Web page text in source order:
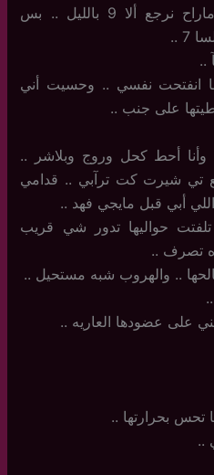
خلق الدوشه .. قلت لمنى ماراح نرجع ألا 9 بالليل .. بس
7 ..
..
انفتحت نفسي .. وحسيت أني
على جنب ..
أحط كحل وروج وبلاشر ..
تي شيرت كت ترآبي .. قدامي
حواليها تدور شي قريب
تصرف ..
.. والهروب شبه مستحيل ..
على عضودها العاريه ..
تحس بحرارتها ..
..